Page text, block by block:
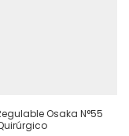
Osaka N°55